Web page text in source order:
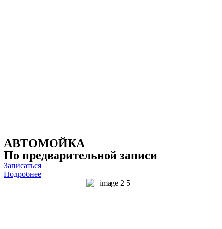
АВТОМОЙКА
По предварительной записи
Записаться
Подробнее